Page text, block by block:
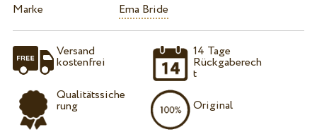
Marke
Ema Bride
Versand
kostenfrei
Qualitätssiche
rung
14 Tage
Rückgaberech
t
Original